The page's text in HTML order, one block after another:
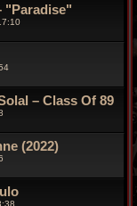
"Paradise"
– Class Of 89
(2022)